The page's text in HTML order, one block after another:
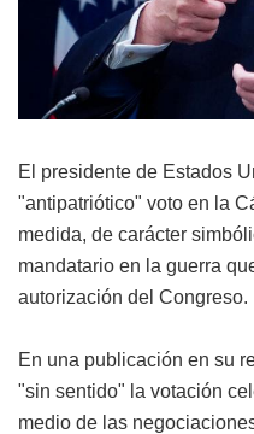
El presidente de Estados
"antipatriótico" voto en la
medida, de carácter
mandatario en la guerra
autorización del Congreso.
En una publicación en su
"sin sentido" la votación
medio de las